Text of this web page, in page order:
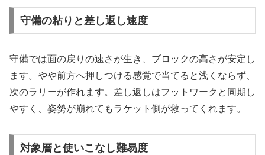
守備の粘りと差し返し速度
守備では面の戻りの速さが生き、ブロックの高さが安定し
ます。やや前方へ押しつける感覚で当てると浅くならず、
次のラリーが作れます。差し返しはフットワークと同期し
やすく、姿勢が崩れてもラケット側が救ってくれます。
対象層と使いこなし難易度